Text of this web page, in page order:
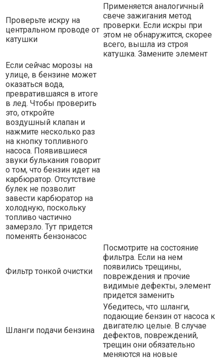
Проверьте искру на
центральном проводе от
катушки
Применяется аналогичный
свече зажигания метод
проверки. Если искры при
этом не обнаружится, скорее
всего, вышла из строя
катушка. Замените элемент
Если сейчас морозы на
улице, в бензине может
оказаться вода,
превратившаяся в итоге
в лед. Чтобы проверить
это, откройте
воздушный клапан и
нажмите несколько раз
на кнопку топливного
насоса. Появившиеся
звуки булькания говорит
о том, что бензин идет на
карбюратор. Отсутствие
булек не позволит
завести карбюратор на
холодную, поскольку
топливо частично
замерзло. Тут придется
поменять бензонасос
Фильтр тонкой очистки
Посмотрите на состояние
фильтра. Если на нем
появились трещины,
повреждения и прочие
видимые дефекты, элемент
придется заменить
Шланги подачи бензина
Убедитесь, что шланги,
подающие бензин от насоса к
двигателю целые. В случае
дефектов, повреждений,
трещин они обязательно
меняются на новые